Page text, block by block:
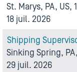
St. Marys, PA, US,
18 juil. 2026
Shipping
Sinking Spring,
29 juil. 2026